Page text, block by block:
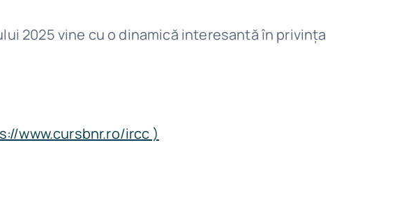
2025 vine cu o dinamică interesantă în privința
www.cursbnr.ro/ircc )